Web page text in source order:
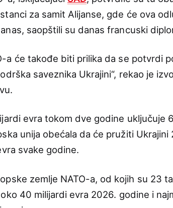
za samit Alijanse, gde će ova
saopštili su danas francuski
a će takođe biti prilika da se potvrdi
saveznika Ukrajini“, rekao je
evra tokom dve godine uključuje
unija obećala da će pružiti
svake godine.
zemlje NATO-a, od kojih su 23
40 milijardi evra 2026. godine i